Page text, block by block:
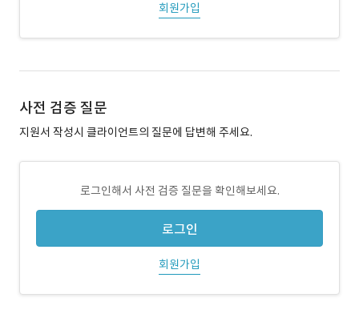
회원가입
사전 검증 질문
지원서 작성시 클라이언트의 질문에 답변해 주세요.
로그인해서 사전 검증 질문을 확인해보세요.
로그인
회원가입